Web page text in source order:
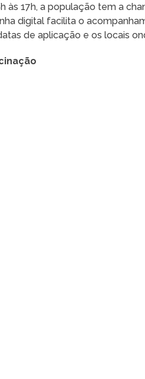
às 17h, a população tem a
digital facilita o
de aplicação e os locais